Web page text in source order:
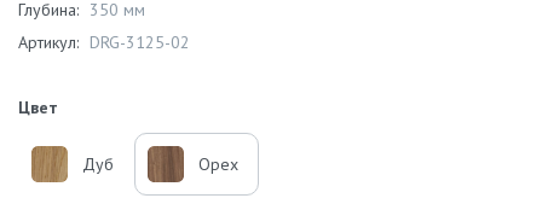
Глубина: 350 мм
Артикул: DRG-3125-02
Цвет
Дуб Орех